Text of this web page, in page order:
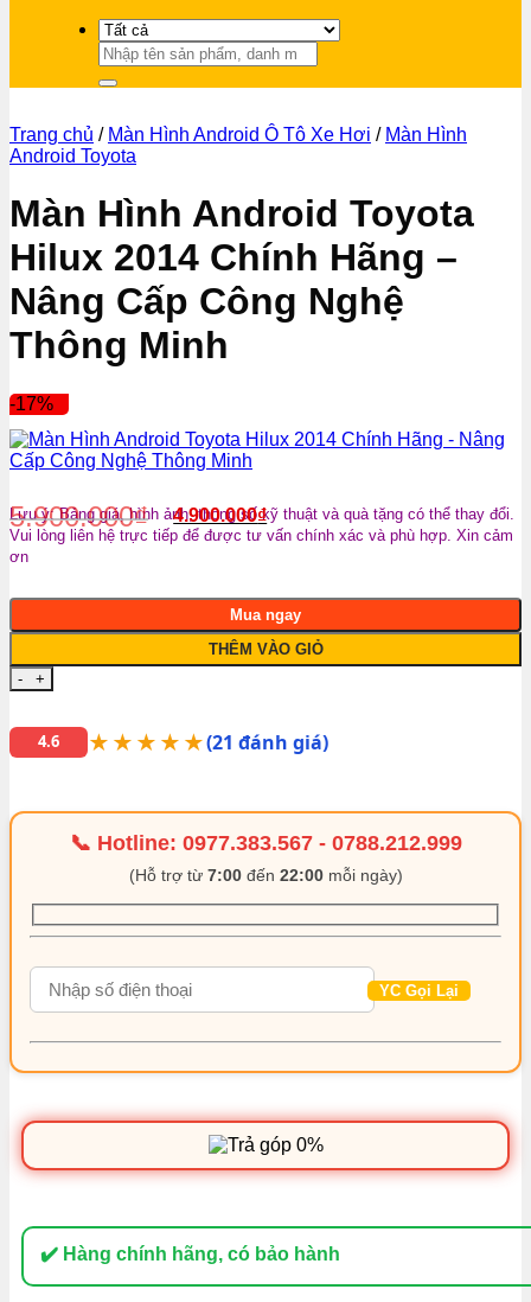
Tìm
kiếm:
Trang chủ / Màn Hình Android Ô Tô Xe Hơi / Màn Hình
Android Toyota
Màn Hình Android Toyota
Hilux 2014 Chính Hãng –
Nâng Cấp Công Nghệ
Thông Minh
-17%
Lưu ý: Bảng giá, hình ảnh, thông số kỹ thuật và quà tặng có thể thay đổi.
Vui lòng liên hệ trực tiếp để được tư vấn chính xác và phù hợp. Xin cảm
ơn
5.900.000₫ 4.900.000₫
Màn Hình Android Toyota Hilux 2014 Chính Hãng - Nâng
THÊM VÀO GIỎ
Mua ngay
4.6 ★★★★★(21 đánh giá)
📞 Hotline: 0977.383.567- 0788.212.999
(Hỗ trợ từ 7:00đến 22:00mỗi ngày)
✔️ Hàng chính hãng, có bảo hành